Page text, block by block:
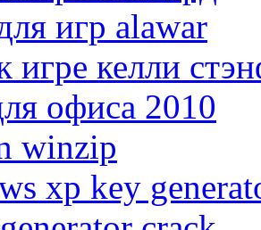
игр alawar
игре келли
офиса 2010
winzip
xp key